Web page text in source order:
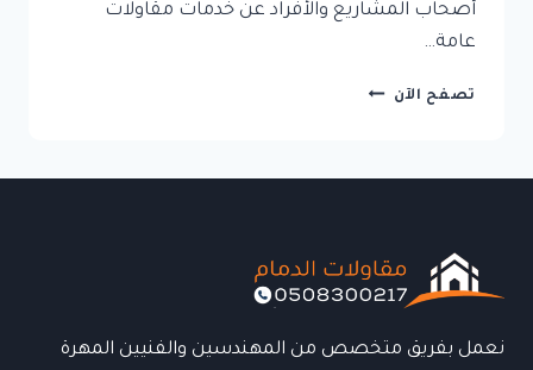
أصحاب المشاريع والأفراد عن خدمات مقاولات
عامة…
تصفح الآن مقاولات
بأعلى
معايير
نعمل بفريق متخصص من المهندسين والفنيين المهرة